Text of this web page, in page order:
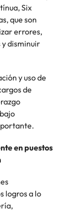
Six
que son
errores,
y disminuir
y uso de
de
en puestos
logros a lo